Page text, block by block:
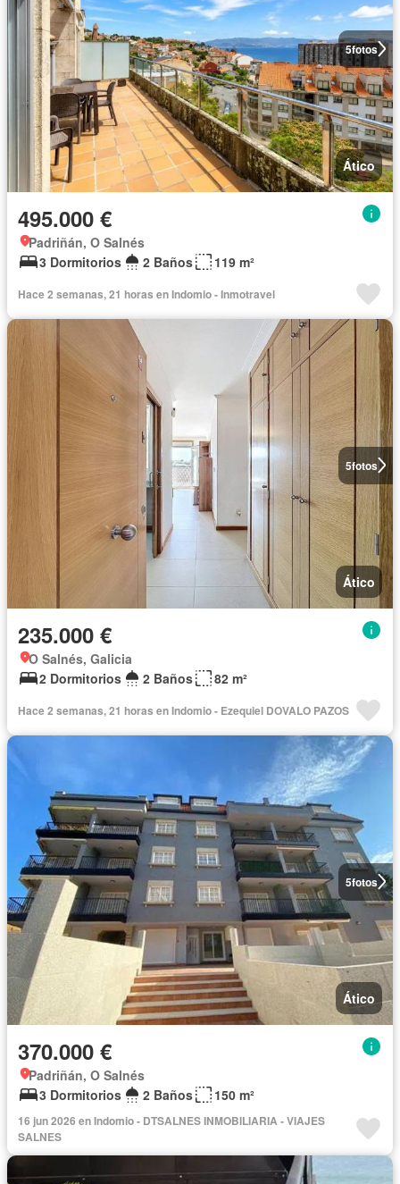
5fotos
Ático
495.000 €
Padriñán, O Salnés
3 Dormitorios
2 Baños 119 m²
Hace 2 semanas, 21 horas en Indomio - Inmotravel
5fotos
Ático
235.000 €
O Salnés, Galicia
2 Dormitorios
2 Baños 82 m²
Hace 2 semanas, 21 horas en Indomio - Ezequiel DOVALO PAZOS
5fotos
Ático
370.000 €
Padriñán, O Salnés
3 Dormitorios
2 Baños 150 m²
16 jun 2026 en Indomio - DTSALNES INMOBILIARIA - VIAJES
SALNES